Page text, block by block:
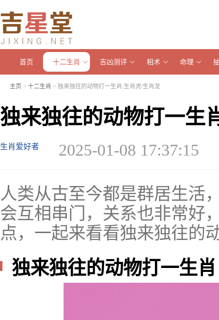
首页 十二生肖 吉凶测评 相术 命理
主页 > 十二生肖 > 独来独往的动物打一生肖:生肖虎/生肖龙
独来独往的动物打一生
生肖爱好者 2025-01-08 17:37:15
人类从古至今都是群居生活
会互相串门，关系也非常好
点，一起来看看独来独往的
独来独往的动物打一生肖